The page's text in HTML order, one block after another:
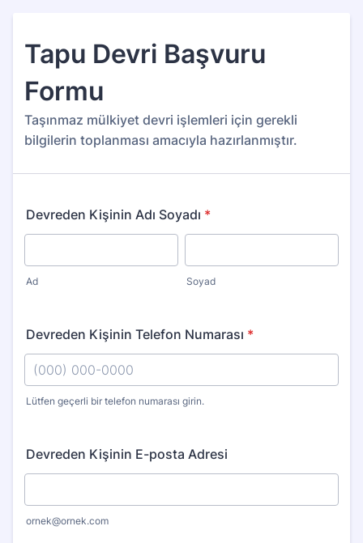
Tapu Devri Başvuru
Formu
Taşınmaz mülkiyet devri işlemleri için gerekli
bilgilerin toplanması amacıyla hazırlanmıştır.
Devreden Kişinin Adı Soyadı *
Ad Soyad
Devreden Kişinin Telefon Numarası *
Lütfen geçerli bir telefon numarası girin.
Devreden Kişinin E-posta Adresi
ornek@ornek.com